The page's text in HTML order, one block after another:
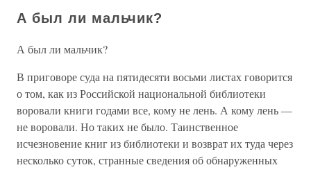
А был ли мальчик?
А был ли мальчик?
В приговоре суда на пятидесяти восьми листах говорится
о том, как из Российской национальной библиотеки
воровали книги годами все, кому не лень. А кому лень —
не воровали. Но таких не было. Таинственное
исчезновение книг из библиотеки и возврат их туда через
несколько суток, странные сведения об обнаруженных